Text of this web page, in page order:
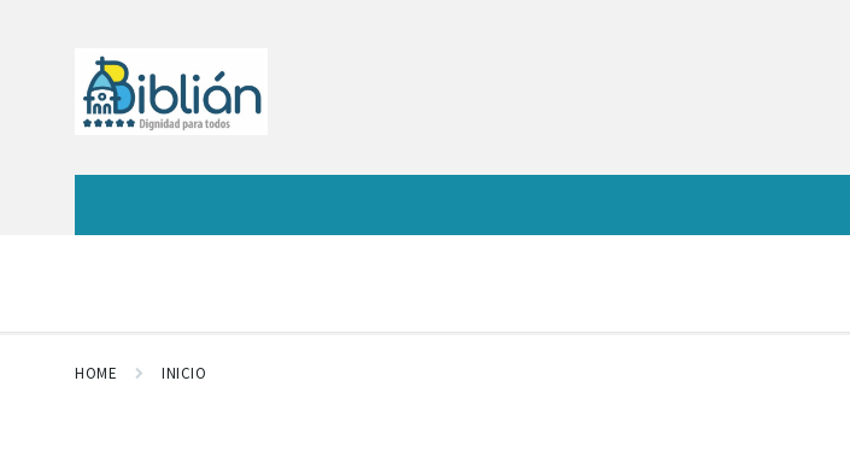
HOME INICIO